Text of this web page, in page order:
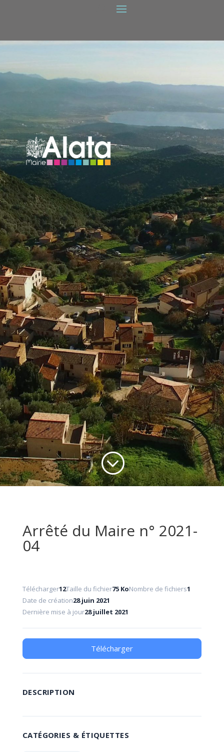
;
Arrêté du Maire n° 2021-
04
Télécharger12Taille du fichier75 KoNombre de fichiers1
Date de création28 juin 2021
Dernière mise à jour28 juillet 2021
Télécharger
DESCRIPTION
CATÉGORIES & ÉTIQUETTES